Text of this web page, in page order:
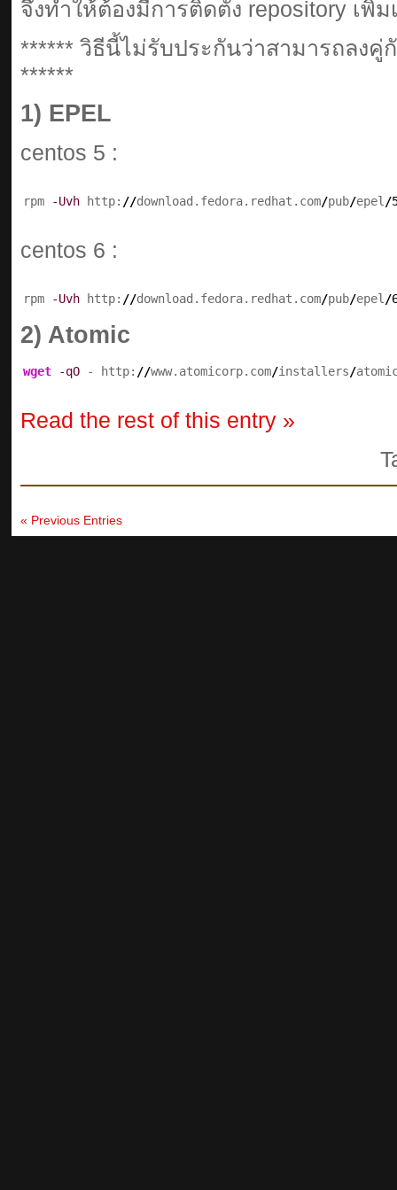
จึงทำให้ต้องมีการติดตั้ง repository เพิ่ม
****** วิธีนี้ไม่รับประกันว่าสามารถลงคู่
******
1) EPEL
centos 5 :
rpm -Uvh http: //download.fedora.redhat.com/pub/epel /
centos 6 :
rpm -Uvh http: //download.fedora.redhat.com/pub/epel /
2) Atomic
wget -qO - http: //www.atomicorp.com/installers/
Read the rest of this entry »
« Previous Entries